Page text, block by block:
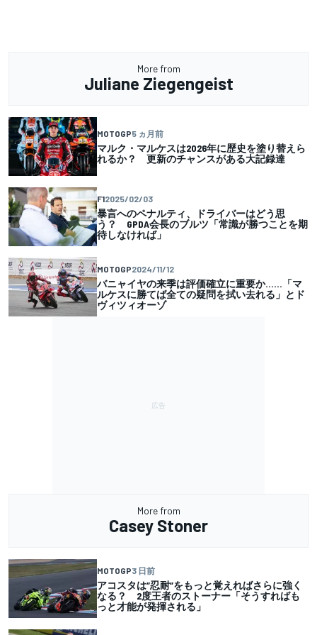
More from
Juliane Ziegengeist
MOTOGP5 ヵ月前
マルク・マルケスは2026年に歴史を塗り替えら
れるか？ 更新のチャンスがある大記録達
F12025/02/03
暴言へのペナルティ、ドライバーはどう思
う？ GPDA会長のブルツ「常識が勝つことを期
待しなければ」
MOTOGP2024/11/12
バニャイヤの来季は評価確立に重要か……「マ
ルケスに勝てば全ての疑問を拭い去れる」とド
ヴィツィオーゾ
More from
Casey Stoner
MOTOGP3 日前
アコスタは”忍耐”をもっと覚えればさらに強く
なる？ 2度王者のストーナー「そうすればも
っと才能が発揮される」